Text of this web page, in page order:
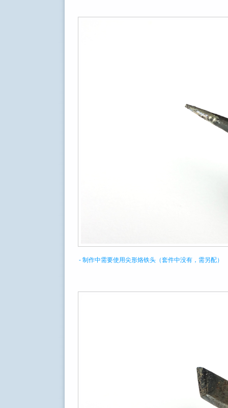
- 制作中需要使用尖形烙铁头（套件中没有，需另配）